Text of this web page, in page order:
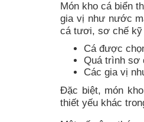
Món kho cá biển
gia vị như nước
cá tươi, sơ chế kỹ
Cá được
Quá trình sơ
Các gia vị
Đặc biệt, món
thiết yếu khác